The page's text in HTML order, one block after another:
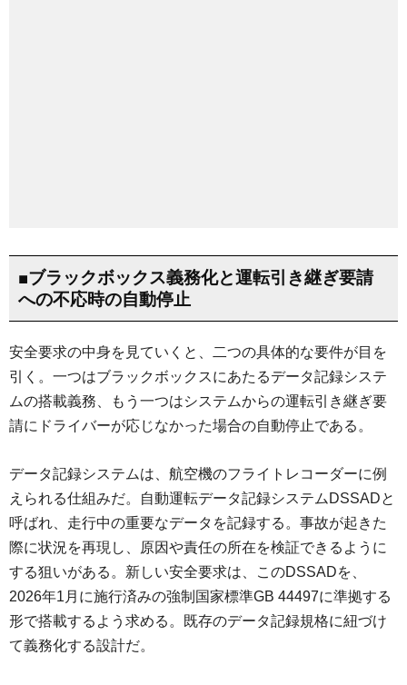
■ブラックボックス義務化と運転引き継ぎ要請
への不応時の自動停止
安全要求の中身を見ていくと、二つの具体的な要件が目を
引く。一つはブラックボックスにあたるデータ記録システ
ムの搭載義務、もう一つはシステムからの運転引き継ぎ要
請にドライバーが応じなかった場合の自動停止である。
データ記録システムは、航空機のフライトレコーダーに例
えられる仕組みだ。自動運転データ記録システムDSSADと
呼ばれ、走行中の重要なデータを記録する。事故が起きた
際に状況を再現し、原因や責任の所在を検証できるように
する狙いがある。新しい安全要求は、このDSSADを、
2026年1月に施行済みの強制国家標準GB 44497に準拠する
形で搭載するよう求める。既存のデータ記録規格に紐づけ
て義務化する設計だ。